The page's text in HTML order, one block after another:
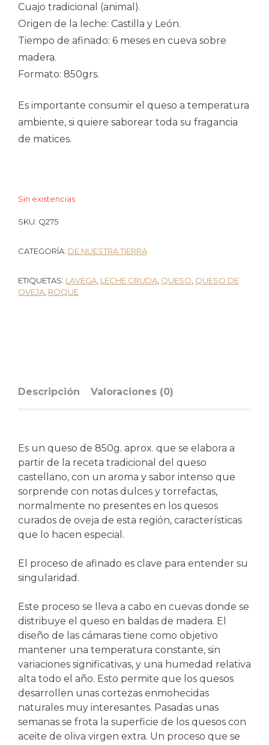
Cuajo tradicional (animal).
Origen de la leche: Castilla y León.
Tiempo de afinado: 6 meses en cueva sobre
madera.
Formato: 850grs.
Es importante consumir el queso a temperatura
ambiente, si quiere saborear toda su fragancia
de matices.
Sin existencias
SKU: Q275
CATEGORÍA: DE NUESTRA TIERRA
ETIQUETAS: LAVEGA LECHE CRUDA QUESO QUESO DE
OVEJA ROQUE
Descripción Valoraciones (0)
Es un queso de 850g. aprox. que se elabora a
partir de la receta tradicional del queso
castellano, con un aroma y sabor intenso que
sorprende con notas dulces y torrefactas,
normalmente no presentes en los quesos
curados de oveja de esta región, características
que lo hacen especial.
El proceso de afinado es clave para entender su
singularidad.
Este proceso se lleva a cabo en cuevas donde se
distribuye el queso en baldas de madera. El
diseño de las cámaras tiene como objetivo
mantener una temperatura constante, sin
variaciones significativas, y una humedad relativa
alta todo el año. Esto permite que los quesos
desarrollen unas cortezas enmohecidas
naturales muy interesantes. Pasadas unas
semanas se frota la superficie de los quesos con
aceite de oliva virgen extra. Un proceso que se